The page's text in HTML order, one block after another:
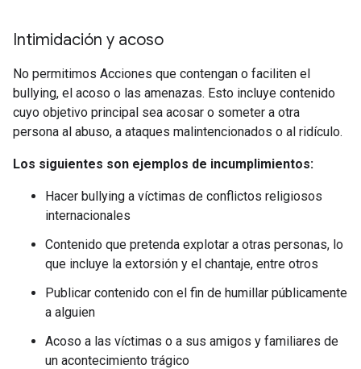
Intimidación y acoso
No permitimos Acciones que contengan o faciliten el
bullying, el acoso o las amenazas. Esto incluye contenido
cuyo objetivo principal sea acosar o someter a otra
persona al abuso, a ataques malintencionados o al ridículo.
Los siguientes son ejemplos de incumplimientos:
Hacer bullying a víctimas de conflictos religiosos
internacionales
Contenido que pretenda explotar a otras personas, lo
que incluye la extorsión y el chantaje, entre otros
Publicar contenido con el fin de humillar públicamente
a alguien
Acoso a las víctimas o a sus amigos y familiares de
un acontecimiento trágico